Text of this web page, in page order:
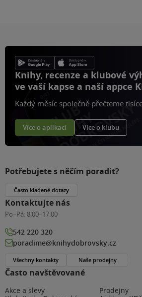
Knihy, recenze a klubové
ve vaší kapse a naší appce
Každý měsíc společně přečteme
Více o aplikaci Více o klubu
Často navštěvované
Akce a slevy
Prodejny
Potřebujete s něčím poradit?
Často kladené dotazy
Kontaktujte nás
Po–Pá: 8:00–17:00
542 220 320
poradime@knihydobrovsky.cz
Všechny kontakty Naše prodejny